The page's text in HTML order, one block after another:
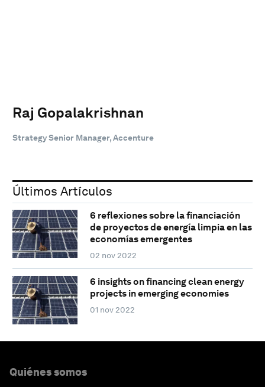
Raj Gopalakrishnan
Strategy Senior Manager, Accenture
Últimos Artículos
6 reflexiones sobre la financiación
de proyectos de energía limpia en las
economías emergentes
02 nov 2022
6 insights on financing clean energy
projects in emerging economies
01 nov 2022
Quiénes somos